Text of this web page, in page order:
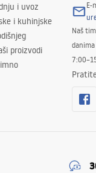
i uvoz
i kuhinjske
proizvodi
E-
Naš